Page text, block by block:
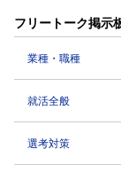
フリートーク掲示
業種・職種
就活全般
選考対策